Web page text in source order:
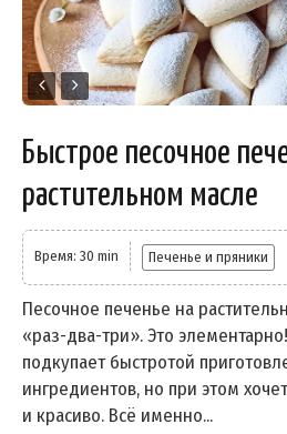
Быстрое песочное
растительном масле
Время: 30 min Печенье и пряники
Песочное печенье на
«раз-два-три». Это
подкупает быстротой
ингредиентов, но при этом
и красиво. Всё именно...